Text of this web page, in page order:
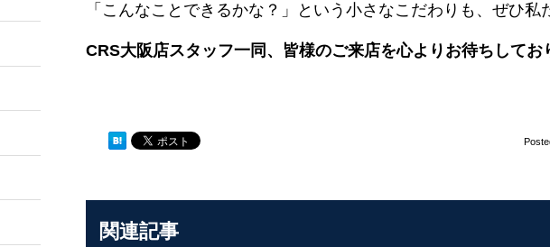
「こんなことできるかな？」という小さなこだわりも、ぜひ
CRS大阪店スタッフ一同、皆様のご来店を心よりお待ちしてお
関連記事